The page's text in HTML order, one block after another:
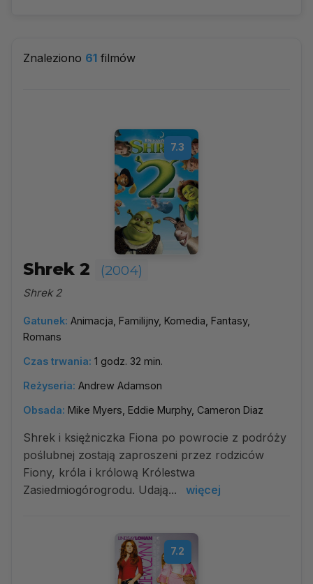
Znaleziono 61 filmów
7.3
Shrek 2 (2004)
Shrek 2
Gatunek: Animacja, Familijny, Komedia, Fantasy,
Romans
Czas trwania: 1 godz. 32 min.
Reżyseria: Andrew Adamson
Obsada: Mike Myers, Eddie Murphy, Cameron Diaz
Shrek i księżniczka Fiona po powrocie z podróży
poślubnej zostają zaproszeni przez rodziców
Fiony, króla i królową Królestwa
Zasiedmiogórogrodu. Udają...
więcej
7.2